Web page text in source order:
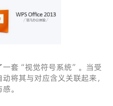
一套“视觉符号系统”。当受
将其与对应含义关联起来，
。